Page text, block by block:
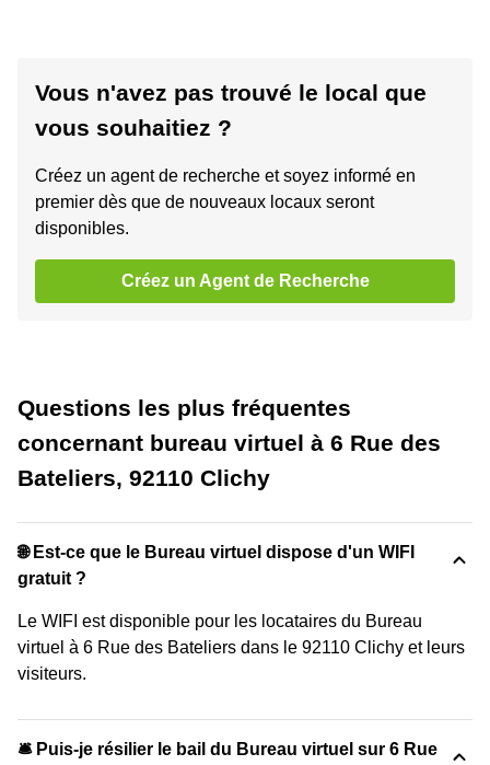
Vous n'avez pas trouvé le local que
vous souhaitiez ?
Créez un agent de recherche et soyez informé en
premier dès que de nouveaux locaux seront
disponibles.
Créez un Agent de Recherche
Questions les plus fréquentes
concernant bureau virtuel à 6 Rue des
Bateliers, 92110 Clichy
🌐 Est-ce que le Bureau virtuel dispose d'un WIFI
gratuit ?
Le WIFI est disponible pour les locataires du Bureau
virtuel à 6 Rue des Bateliers dans le 92110 Clichy et leurs
visiteurs.
🛎 Puis-je résilier le bail du Bureau virtuel sur 6 Rue